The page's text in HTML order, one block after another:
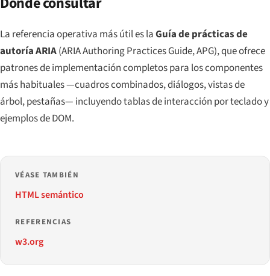
La referencia operativa más útil es laGuía de prácticas de
autoría ARIA(ARIA Authoring Practices Guide, APG), que ofrece
patrones de implementación completos para los componentes
más habituales —cuadros combinados, diálogos, vistas de
árbol, pestañas— incluyendo tablas de interacción por teclado y
ejemplos de DOM.
VÉASE TAMBIÉN
HTML semántico
REFERENCIAS
w3.org